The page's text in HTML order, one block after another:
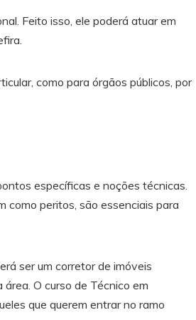
Feito isso, ele poderá atuar em
como para órgãos públicos, por
específicas e noções técnicas.
como peritos, são essenciais para
ser um corretor de imóveis
O curso de Técnico em
que querem entrar no ramo